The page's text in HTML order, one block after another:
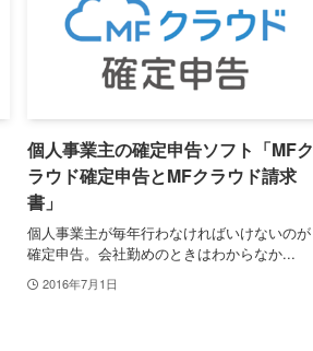
個人事業主の確定申告ソフト「MFク
ラウド確定申告とMFクラウド請求
書」
個人事業主が毎年行わなければいけないのが
確定申告。会社勤めのときはわからなか...
2016年7月1日